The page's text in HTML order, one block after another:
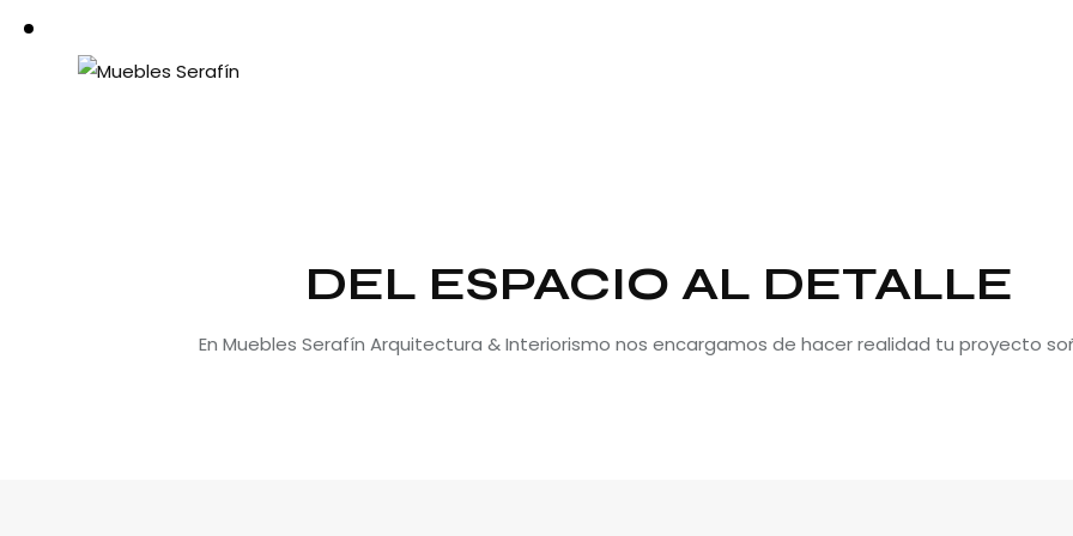
DEL ESPACIO AL DETALLE
En Muebles Serafín Arquitectura & Interiorismo nos encargamos de hacer realidad tu proyecto